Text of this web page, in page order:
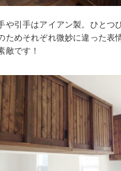
や引手はアイアン製。ひとつ
ためそれぞれ微妙に違った表
敵です！